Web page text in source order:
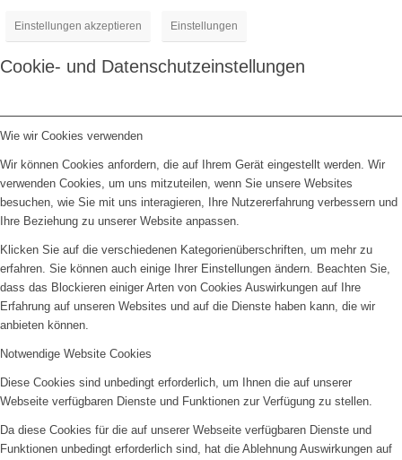
Einstellungen akzeptieren Einstellungen
Cookie- und Datenschutzeinstellungen
Wie wir Cookies verwenden
Wir können Cookies anfordern, die auf Ihrem Gerät eingestellt werden. Wir
verwenden Cookies, um uns mitzuteilen, wenn Sie unsere Websites
besuchen, wie Sie mit uns interagieren, Ihre Nutzererfahrung verbessern und
Ihre Beziehung zu unserer Website anpassen.
Klicken Sie auf die verschiedenen Kategorienüberschriften, um mehr zu
erfahren. Sie können auch einige Ihrer Einstellungen ändern. Beachten Sie,
dass das Blockieren einiger Arten von Cookies Auswirkungen auf Ihre
Erfahrung auf unseren Websites und auf die Dienste haben kann, die wir
anbieten können.
Notwendige Website Cookies
Diese Cookies sind unbedingt erforderlich, um Ihnen die auf unserer
Webseite verfügbaren Dienste und Funktionen zur Verfügung zu stellen.
Da diese Cookies für die auf unserer Webseite verfügbaren Dienste und
Funktionen unbedingt erforderlich sind, hat die Ablehnung Auswirkungen auf